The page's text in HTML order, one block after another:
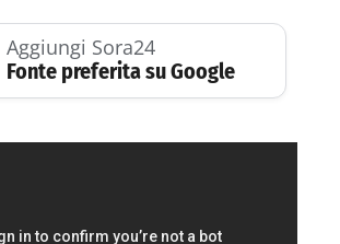
Aggiungi Sora24
Fonte preferita su Google